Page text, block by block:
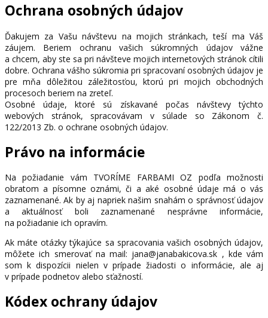
Ochrana osobných údajov
Ďakujem za Vašu návštevu na mojich stránkach, teší ma Váš
záujem. Beriem ochranu vašich súkromných údajov vážne
a chcem, aby ste sa pri návšteve mojich internetových stránok cítili
dobre. Ochrana vášho súkromia pri spracovaní osobných údajov je
pre mňa dôležitou záležitosťou, ktorú pri mojich obchodných
procesoch beriem na zreteľ.
Osobné údaje, ktoré sú získavané počas návštevy týchto
webových stránok, spracovávam v súlade so Zákonom č.
122/2013 Zb. o ochrane osobných údajov.
Právo na informácie
Na požiadanie vám TVORÍME FARBAMI OZ podľa možnosti
obratom a písomne oznámi, či a aké osobné údaje má o vás
zaznamenané. Ak by aj napriek našim snahám o správnosť údajov
a aktuálnosť boli zaznamenané nesprávne informácie,
na požiadanie ich opravím.
Ak máte otázky týkajúce sa spracovania vašich osobných údajov,
môžete ich smerovať na mail: jana@janabakicova.sk , kde vám
som k dispozícii nielen v prípade žiadosti o informácie, ale aj
v prípade podnetov alebo sťažností.
Kódex ochrany údajov